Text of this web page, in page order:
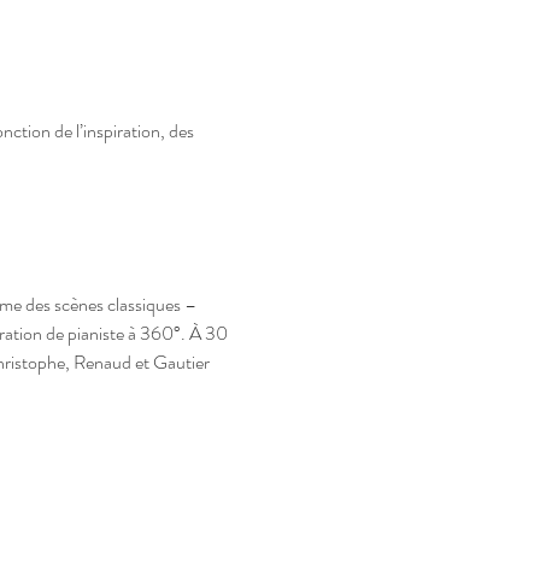
de l’inspiration, des
des scènes classiques –
de pianiste à 360°. À 30
Renaud et Gautier